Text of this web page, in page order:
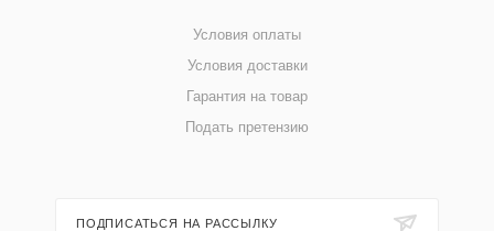
Условия оплаты
Условия доставки
Гарантия на товар
Подать претензию
ПОДПИСАТЬСЯ НА РАССЫЛКУ